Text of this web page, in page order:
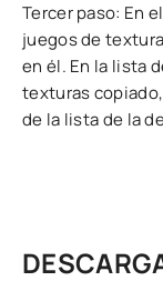
Tercer paso: En
juegos de
en él. En la lista
texturas
de la lista de la